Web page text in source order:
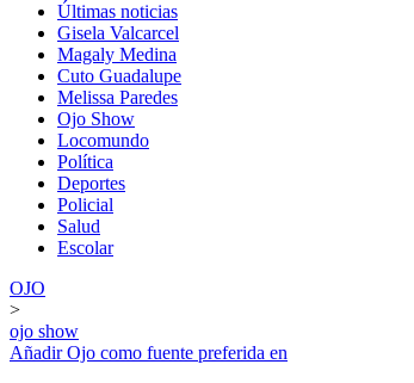
Últimas noticias
Gisela Valcarcel
Magaly Medina
Cuto Guadalupe
Melissa Paredes
Ojo Show
Locomundo
Política
Deportes
Policial
Salud
Escolar
OJO
>
ojo show
AñadirOjo como fuente preferida en